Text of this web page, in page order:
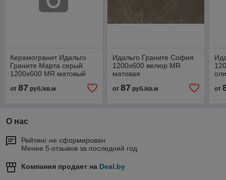
Керамогранит Идальго
Граните Марта серый
1200х600 MR матовый
от 87 руб./кв.м
Идальго Граните София
1200х600 велюр MR
матовая
от 87 руб./кв.м от
О нас
Рейтинг не сформирован
Менее 5 отзывов за последний год
Компания продает на Deal.by